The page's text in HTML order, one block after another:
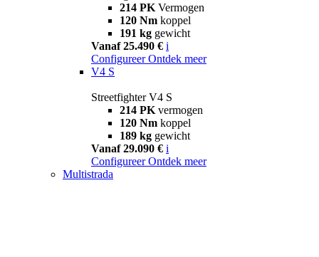
214 PK Vermogen
120 Nm koppel
191 kg gewicht
Vanaf 25.490 € i
Configureer Ontdek meer
V4 S
Streetfighter V4 S
214 PK vermogen
120 Nm koppel
189 kg gewicht
Vanaf 29.090 € i
Configureer Ontdek meer
Multistrada